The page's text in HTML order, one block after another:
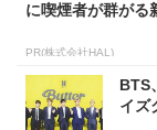
に喫煙者が群がる
PR(株式会社HAL)
BTS
イズ